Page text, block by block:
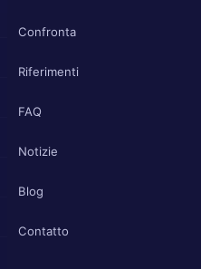
Confronta
Riferimenti
FAQ
Notizie
Blog
Contatto